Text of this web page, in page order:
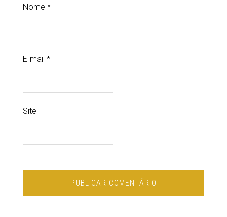
Nome *
E-mail *
Site